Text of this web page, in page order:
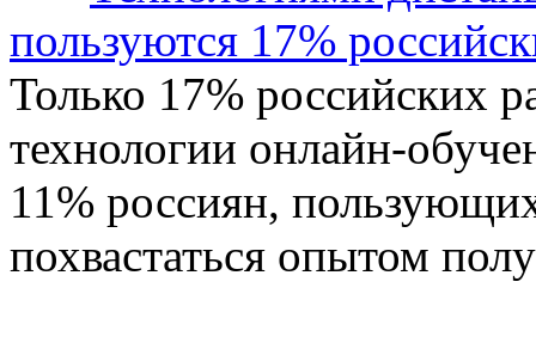
пользуются 17%
Только 17% российских
технологии онлайн-
11% россиян,
похвастаться опытом